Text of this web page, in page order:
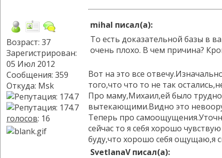
Возраст: 37
Зарегистрирован:
05 Июл 2012
Сообщения: 359
Откуда: Msk
голосов: 16
mihal писал(а):
То есть доказательной базы в
очень плохо. В чем причина?
Вот на это все
того,что что то не так
Про маму,Михаил,ей было трудно
вытекающими.Видно это
Теперь про
сейчас то я себя хорошо
буду,что хорошо себя ощущаю,я
SvetlanaV писал(а):